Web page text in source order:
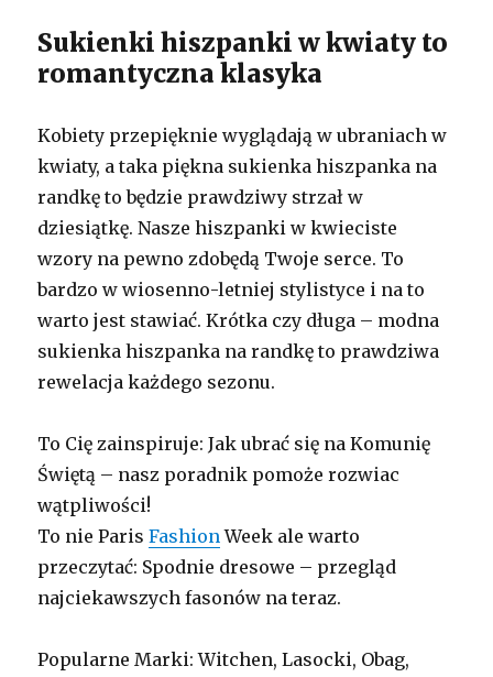
Sukienki hiszpanki w kwiaty to
romantyczna klasyka
Kobiety przepięknie wyglądają w ubraniach w
kwiaty, a taka piękna sukienka hiszpanka na
randkę to będzie prawdziwy strzał w
dziesiątkę. Nasze hiszpanki w kwieciste
wzory na pewno zdobędą Twoje serce. To
bardzo w wiosenno-letniej stylistyce i na to
warto jest stawiać. Krótka czy długa – modna
sukienka hiszpanka na randkę to prawdziwa
rewelacja każdego sezonu.
To Cię zainspiruje: Jak ubrać się na Komunię
Świętą – nasz poradnik pomoże rozwiac
wątpliwości!
To nie ParisFashion Week ale warto
przeczytać: Spodnie dresowe – przegląd
najciekawszych fasonów na teraz.
Popularne Marki: Witchen, Lasocki, Obag,